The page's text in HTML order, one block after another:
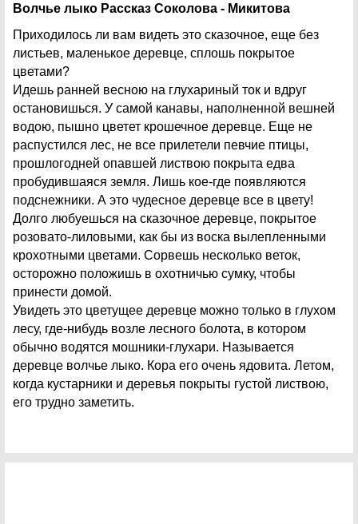
Волчье лыко Рассказ Соколова - Микитова
Приходилось ли вам видеть это сказочное, еще без
листьев, маленькое деревце, сплошь покрытое
цветами?
Идешь ранней весною на глухариный ток и вдруг
остановишься. У самой канавы, наполненной вешней
водою, пышно цветет крошечное деревце. Еще не
распустился лес, не все прилетели певчие птицы,
прошлогодней опавшей листвою покрыта едва
пробудившаяся земля. Лишь кое-где появляются
подснежники. А это чудесное деревце все в цвету!
Долго любуешься на сказочное деревце, покрытое
розовато-лиловыми, как бы из воска вылепленными
крохотными цветами. Сорвешь несколько веток,
осторожно положишь в охотничью сумку, чтобы
принести домой.
Увидеть это цветущее деревце можно только в глухом
лесу, где-нибудь возле лесного болота, в котором
обычно водятся мошники-глухари. Называется
деревце волчье лыко. Кора его очень ядовита. Летом,
когда кустарники и деревья покрыты густой листвою,
его трудно заметить.